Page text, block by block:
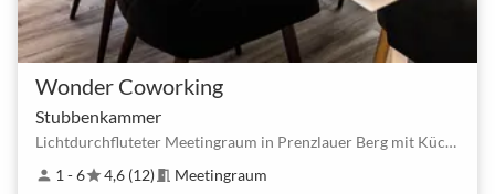
Wonder Coworking
Stubbenkammer
Lichtdurchfluteter Meetingraum in Prenzlauer Berg mit Küche und flexiblen Setups
person 1 - 6star4,6 (12) meeting_room Meetingraum